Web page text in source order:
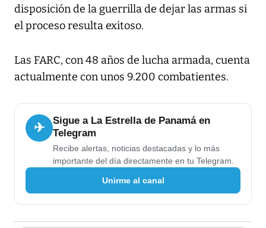
disposición de la guerrilla de dejar las armas si
el proceso resulta exitoso.
Las FARC, con 48 años de lucha armada, cuenta
actualmente con unos 9.200 combatientes.
✈
Sigue a La Estrella de Panamá en
Telegram
Recibe alertas, noticias destacadas y lo más
importante del día directamente en tu Telegram.
Unirme al canal